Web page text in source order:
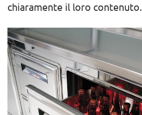
chiaramente il loro contenuto.